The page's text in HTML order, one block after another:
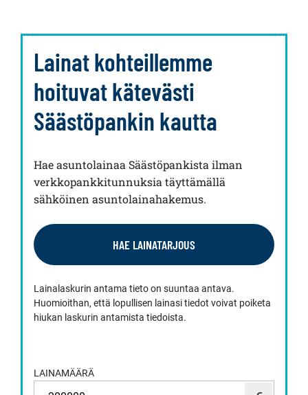
Lainat kohteillemme
hoituvat kätevästi
Säästöpankin kautta
Hae asuntolainaa Säästöpankista ilman
verkkopankkitunnuksia täyttämällä
sähköinen asuntolainahakemus.
HAE LAINATARJOUS
Lainalaskurin antama tieto on suuntaa antava.
Huomioithan, että lopullisen lainasi tiedot voivat poiketa
hiukan laskurin antamista tiedoista.
LAINAMÄÄRÄ